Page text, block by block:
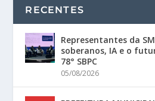
RECENTES
Representantes da
soberanos, IA e o
78° SBPC
05/08/2026